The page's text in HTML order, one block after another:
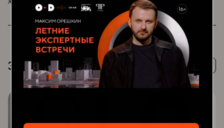
международной финансовой связанности.
Мобильность данных как часть глобальной связанности.
Платформы электронной торговли и логистики.
Человекоцентричность как принцип развития
территорий.
Зеленая инфраструктура: создание устойчивых и
экологичных городских пространств.
Безусловная транспортная доступность как принцип.
Комфортная среда в условиях изменения климата.
Потенциал экономики замкнутого цикла.
Курс на созидание: социальная ответственность бизнеса
Осознанное потребление как основа осознанного
ЭКСПЕРТЫ